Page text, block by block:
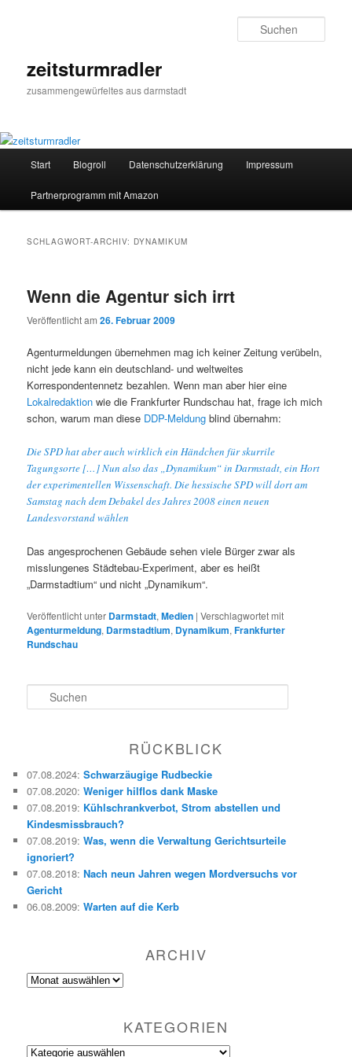
zeitsturmradler
zusammengewürfeltes aus darmstadt
Start Blogroll Datenschutzerklärung Impressum
Partnerprogramm mit Amazon
SCHLAGWORT-ARCHIV: DYNAMIKUM
Wenn die Agentur sich irrt
Veröffentlicht am26. Februar 2009
Agenturmeldungen übernehmen mag ich keiner Zeitung verübeln,
nicht jede kann ein deutschland- und weltweites
Korrespondentennetz bezahlen. Wenn man aber hier eine
Lokalredaktion wie die Frankfurter Rundschau hat, frage ich mich
schon, warum man diese DDP-Meldung blind übernahm:
Die SPD hat aber auch wirklich ein Händchen für skurrile
Tagungsorte […] Nun also das „Dynamikum“ in Darmstadt, ein Hort
der experimentellen Wissenschaft. Die hessische SPD will dort am
Samstag nach dem Debakel des Jahres 2008 einen neuen
Landesvorstand wählen
Das angesprochenen Gebäude sehen viele Bürger zwar als
misslungenes Städtebau-Experiment, aber es heißt
„Darmstadtium“ und nicht „Dynamikum“.
Veröffentlicht unter Darmstadt,Medien |Verschlagwortet mit
Agenturmeldung, Darmstadtium, Dynamikum,Frankfurter
Rundschau
u
RÜCKBLICK
07.08.2024:Schwarzäugige Rudbeckie
07.08.2020:Weniger hilflos dank Maske
07.08.2019: Kühlschrankverbot, Strom abstellen und
Kindesmissbrauch?
07.08.2019:Was, wenn die Verwaltung Gerichtsurteile
ignoriert?
07.08.2018:Nach neun Jahren wegen Mordversuchs vor
Gericht
06.08.2009:Warten auf die Kerb
ARCHIV
Archiv
KATEGORIEN
Kategorien